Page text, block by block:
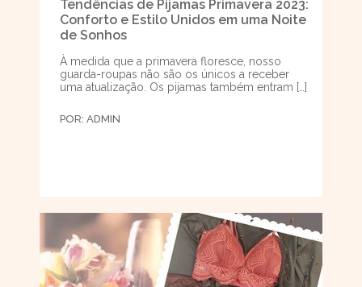
Tendências de Pijamas Primavera 2023:
Conforto e Estilo Unidos em uma Noite
de Sonhos
À medida que a primavera floresce, nosso
guarda-roupas não são os únicos a receber
uma atualização. Os pijamas também entram […]
POR: ADMIN